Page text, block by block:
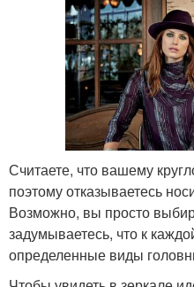
Считаете, что вашему
поэтому отказываетесь
Возможно, вы просто
задумываетесь, что к
определенные виды